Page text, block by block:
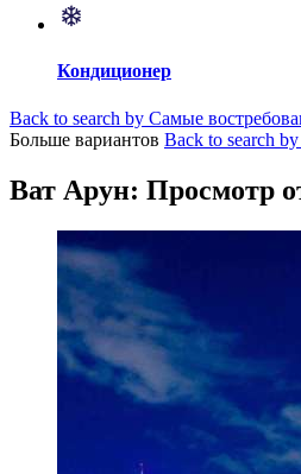
Кондиционер
Back to search by Самые
Больше вариантов Back to search
Ват Арун: Просмотр